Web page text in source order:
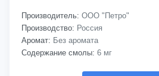
Производитель: ООО "Петро"
Производство: Россия
Аромат: Без аромата
Содержание смолы: 6 мг